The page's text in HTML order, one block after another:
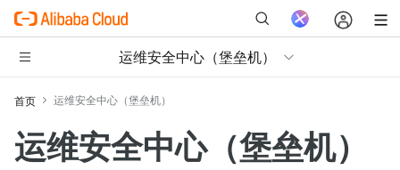
运维安全中心（堡垒机）
首页 运维安全中心（堡垒机）
运维安全中心（堡垒机）